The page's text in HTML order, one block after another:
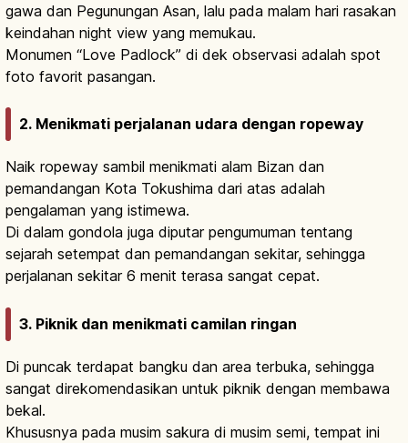
gawa dan Pegunungan Asan, lalu pada malam hari rasakan
keindahan night view yang memukau.
Monumen “Love Padlock” di dek observasi adalah spot
foto favorit pasangan.
2. Menikmati perjalanan udara dengan ropeway
Naik ropeway sambil menikmati alam Bizan dan
pemandangan Kota Tokushima dari atas adalah
pengalaman yang istimewa.
Di dalam gondola juga diputar pengumuman tentang
sejarah setempat dan pemandangan sekitar, sehingga
perjalanan sekitar 6 menit terasa sangat cepat.
3. Piknik dan menikmati camilan ringan
Di puncak terdapat bangku dan area terbuka, sehingga
sangat direkomendasikan untuk piknik dengan membawa
bekal.
Khususnya pada musim sakura di musim semi, tempat ini